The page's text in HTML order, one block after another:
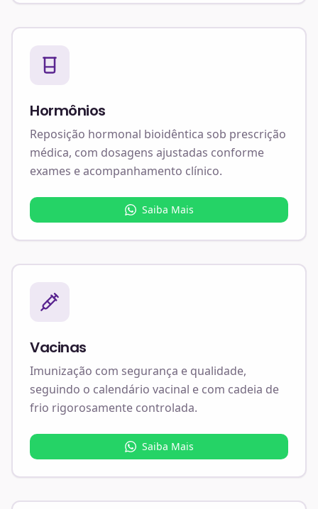
Hormônios
Reposição hormonal bioidêntica sob prescrição
médica, com dosagens ajustadas conforme
exames e acompanhamento clínico.
Saiba Mais
Vacinas
Imunização com segurança e qualidade,
seguindo o calendário vacinal e com cadeia de
frio rigorosamente controlada.
Saiba Mais